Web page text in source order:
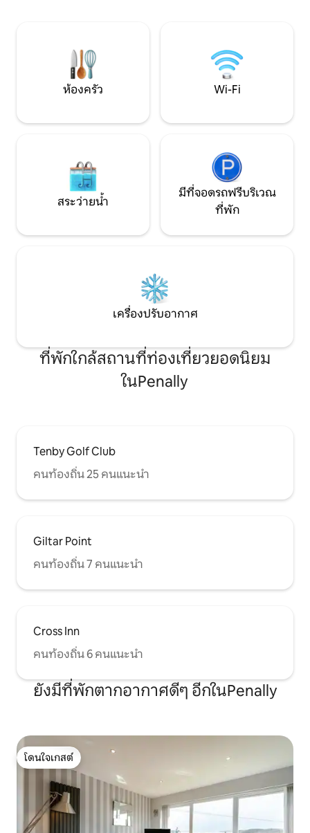
เพลิดเพลินไปกับวิว
ห้องครัว Wi-Fi
สระว่ายน้ำ
มีที่จอดรถฟรีบริเวณ
ที่พัก
เครื่องปรับอากาศ
ที่พักใกล้สถานที่ท่องเที่ยวยอดนิยม
ในPenally
Tenby Golf Club
คนท้องถิ่น 25 คนแนะนำ
Giltar Point
คนท้องถิ่น 7 คนแนะนำ
Cross Inn
คนท้องถิ่น 6 คนแนะนำ
ยังมีที่พักตากอากาศดีๆ อีกในPenally
โดนใจเกสต์
โดนใจเกสต์